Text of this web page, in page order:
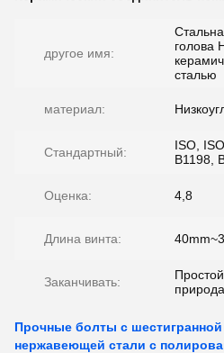
другое имя:
голова
сталью
материал:
Стандартный:
ISO,
B1198,
Оценка: 4,8
Длина винта:
Заканчивать:
природа
Прочные болты с шестигранной
нержавеющей стали с